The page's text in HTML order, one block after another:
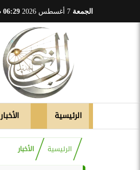
الجمعة 06:29 صـ
الرئيسية الأخبار
الرئيسية الأخبار